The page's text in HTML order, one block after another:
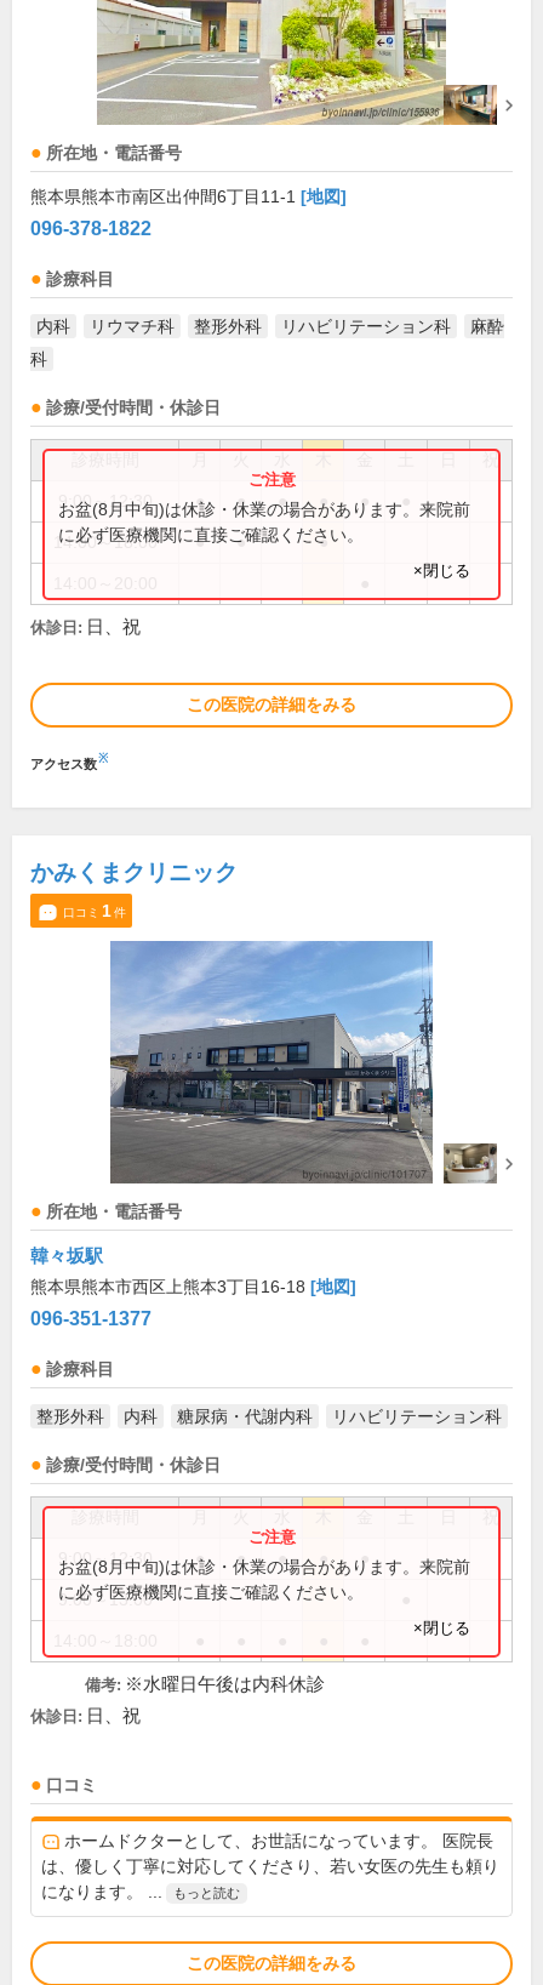
所在地・電話番号
熊本県熊本市南区出仲間6丁目11-1 [地図]
096-378-1822
診療科目
内科 リウマチ科 整形外科 リハビリテーション科
麻酔
科
診療/受付時間・休診日
祝
9:00～12:30 ● ● ● ● ●
14:00～18:00 ● ● ●
お盆(8月中旬)は休診・休業の場合があります。来院前
に必ず医療機関に直接ご確認ください。
×閉じる
休診日: 日、祝
この医院の詳細をみる
アクセス数※
かみくまクリニック
口コミ 1件
所在地・電話番号
韓々坂駅
熊本県熊本市西区上熊本3丁目16-18 [地図]
096-351-1377
診療科目
整形外科 内科 糖尿病・代謝内科 リハビリテーション科
診療/受付時間・休診日
祝
9:00～12:30 ● ● ● ● ●
9:00～13:00
お盆(8月中旬)は休診・休業の場合があります。来院前
に必ず医療機関に直接ご確認ください。
×閉じる
備考: ※水曜日午後は内科休診
休診日: 日、祝
口コミ
ホームドクターとして、お世話になっています。 医院長
は、優しく丁寧に対応してくださり、若い女医の先生も頼り
になります。 ...
もっと読む
この医院の詳細をみる